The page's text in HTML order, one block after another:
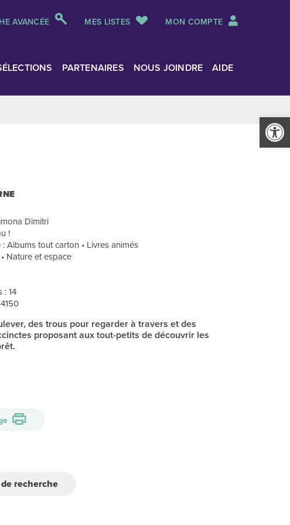
Ouvrir
AVANCÉE MES LISTES MON COMPTE
PARTENAIRES NOUS JOINDRE AIDE
Dimitri
!
Albums tout carton • Livres animés
Nature et espace
14
des trous pour regarder à travers et des
proposant aux tout-petits de découvrir les
recherche